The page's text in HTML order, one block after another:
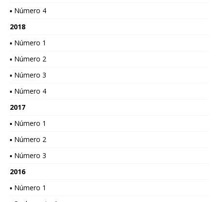
▪ Número 4
2018
▪ Número 1
▪ Número 2
▪ Número 3
▪ Número 4
2017
▪ Número 1
▪ Número 2
▪ Número 3
2016
▪ Número 1